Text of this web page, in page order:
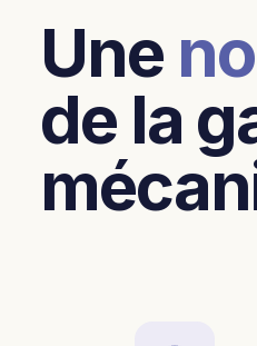
Une
de la